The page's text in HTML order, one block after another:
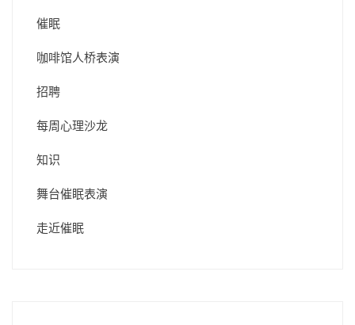
催眠
咖啡馆人桥表演
招聘
每周心理沙龙
知识
舞台催眠表演
走近催眠